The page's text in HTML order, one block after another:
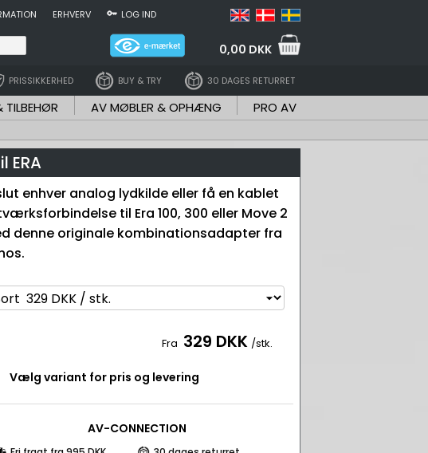
ERHVERV LOG IND
0,00 DKK
PRISSIKKERHED BUY & TRY 30 DAGES RETURRET
TILBEHØR AV MØBLER & OPHÆNG PRO AV
ERA
enhver analog lydkilde eller få en kablet
til Era 100, 300 eller Move 2
denne originale kombinationsadapter fra
Fra 329 DKK /stk.
Vælg variant for pris og levering
AV-CONNECTION